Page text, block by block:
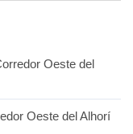
Oeste del
Oeste del Alhorí